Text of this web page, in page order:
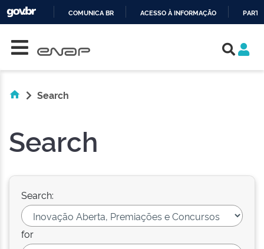
COMUNICA BR ACESSO À INFORMAÇÃO
Search
Search
Search:
for